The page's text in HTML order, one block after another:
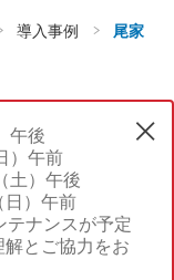
導入事例
尾家
午後
）午前
土）午後
）午前
テナンスが予定
とご協力をお